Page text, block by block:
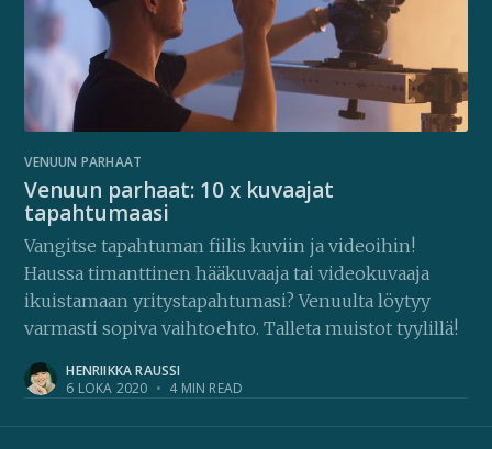
VENUUN PARHAAT
Venuun parhaat: 10 x kuvaajat
tapahtumaasi
Vangitse tapahtuman fiilis kuviin ja videoihin!
Haussa timanttinen hääkuvaaja tai videokuvaaja
ikuistamaan yritystapahtumasi? Venuulta löytyy
varmasti sopiva vaihtoehto. Talleta muistot tyylillä!
HENRIIKKA RAUSSI
6 LOKA 2020 • 4 MIN READ